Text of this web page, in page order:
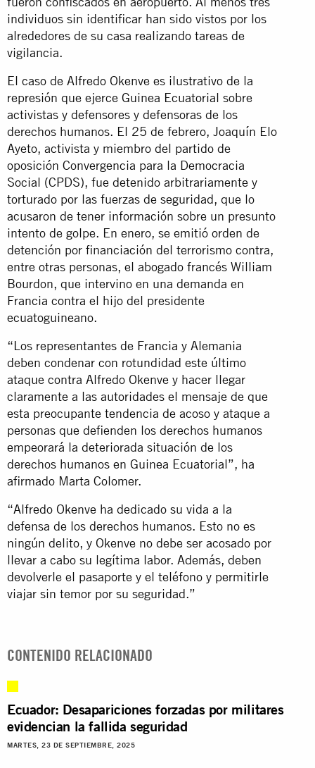
individuos sin identificar han sido vistos por los
alrededores de su casa realizando tareas de
vigilancia.
El caso de Alfredo Okenve es ilustrativo de la
represión que ejerce Guinea Ecuatorial sobre
activistas y defensores y defensoras de los
derechos humanos. El 25 de febrero, Joaquín Elo
Ayeto, activista y miembro del partido de
oposición Convergencia para la Democracia
Social (CPDS), fue detenido arbitrariamente y
torturado por las fuerzas de seguridad, que lo
acusaron de tener información sobre un presunto
intento de golpe. En enero, se emitió orden de
detención por financiación del terrorismo contra,
entre otras personas, el abogado francés William
Bourdon, que intervino en una demanda en
Francia contra el hijo del presidente
ecuatoguineano.
“Los representantes de Francia y Alemania
deben condenar con rotundidad este último
ataque contra Alfredo Okenve y hacer llegar
claramente a las autoridades el mensaje de que
esta preocupante tendencia de acoso y ataque a
personas que defienden los derechos humanos
empeorará la deteriorada situación de los
derechos humanos en Guinea Ecuatorial”, ha
afirmado Marta Colomer.
“Alfredo Okenve ha dedicado su vida a la
defensa de los derechos humanos. Esto no es
ningún delito, y Okenve no debe ser acosado por
llevar a cabo su legítima labor. Además, deben
devolverle el pasaporte y el teléfono y permitirle
viajar sin temor por su seguridad.”
CONTENIDO RELACIONADO
Ecuador: Desapariciones forzadas por militares
evidencian la fallida seguridad
MARTES, 23 DE SEPTIEMBRE, 2025